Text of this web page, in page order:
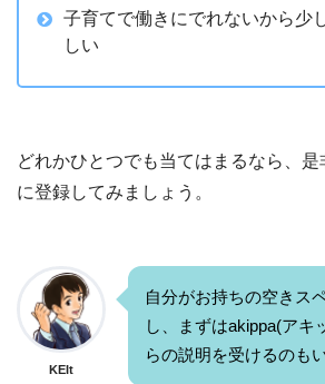
子育てで働きにでれないから少
しい
どれかひとつでも当てはまるなら、
に登録してみましょう。
KEIt
自分がお持ちの空きス
し、まずはakippa(アキ
らの説明を受けるのも